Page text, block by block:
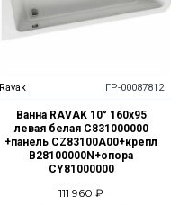
Ravak ГР-00087812
Ванна RAVAK 10° 160х95
левая белая C831000000
+панель CZ83100A00+крепл
B28100000N+опора
CY81000000
111 960 ₽